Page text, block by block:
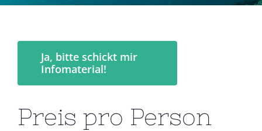
Ja, bitte schickt mir
Infomaterial!
Preis pro Person